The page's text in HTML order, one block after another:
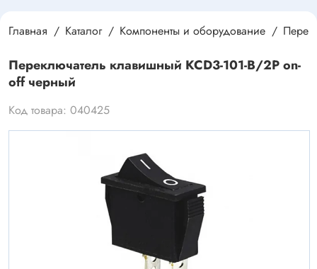
Главная Каталог Компоненты и оборудование
Переключатель клавишный KCD3-101-B/2P on-
off черный
Код товара: 040425